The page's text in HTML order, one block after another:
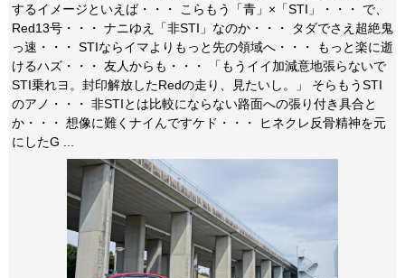
するイメージといえば・・・ こらもう「青」×「STI」・・・ で、
Red13号・・・ ナニゆえ「非STI」なのか・・・ タダでさえ超絶鬼
っ速・・・ STIならイマよりもっと先の領域へ・・・ もっと楽に逝
けるハズ・・・ 友人からも・・・ 「もうイイ加減意地張らないで
STI乗れヨ。封印解放したRedの走り、見たいし。」 そらもうSTI
のアノ・・・ 非STIとは比較にならない路面への張り付き具合と
か・・・ 想像に難くナイんですケド・・・ ヒネクレ反骨精神を元
にしたG ...